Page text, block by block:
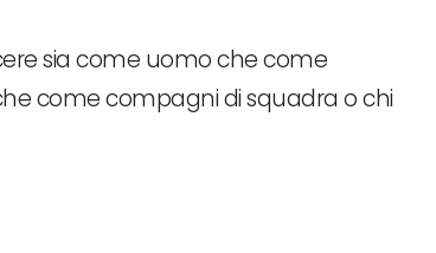
sia come uomo che come
come compagni di squadra o chi